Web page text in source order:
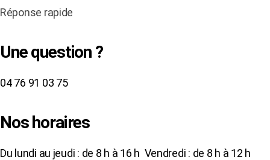
Réponse rapide
Une question ?
04 76 91 03 75
Nos horaires
Du lundi au jeudi : de 8 h à 16 h Vendredi : de 8 h à 12 h